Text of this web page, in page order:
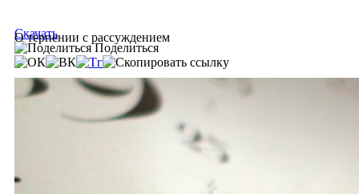
О терпении с рассуждением
Скачать
Поделиться